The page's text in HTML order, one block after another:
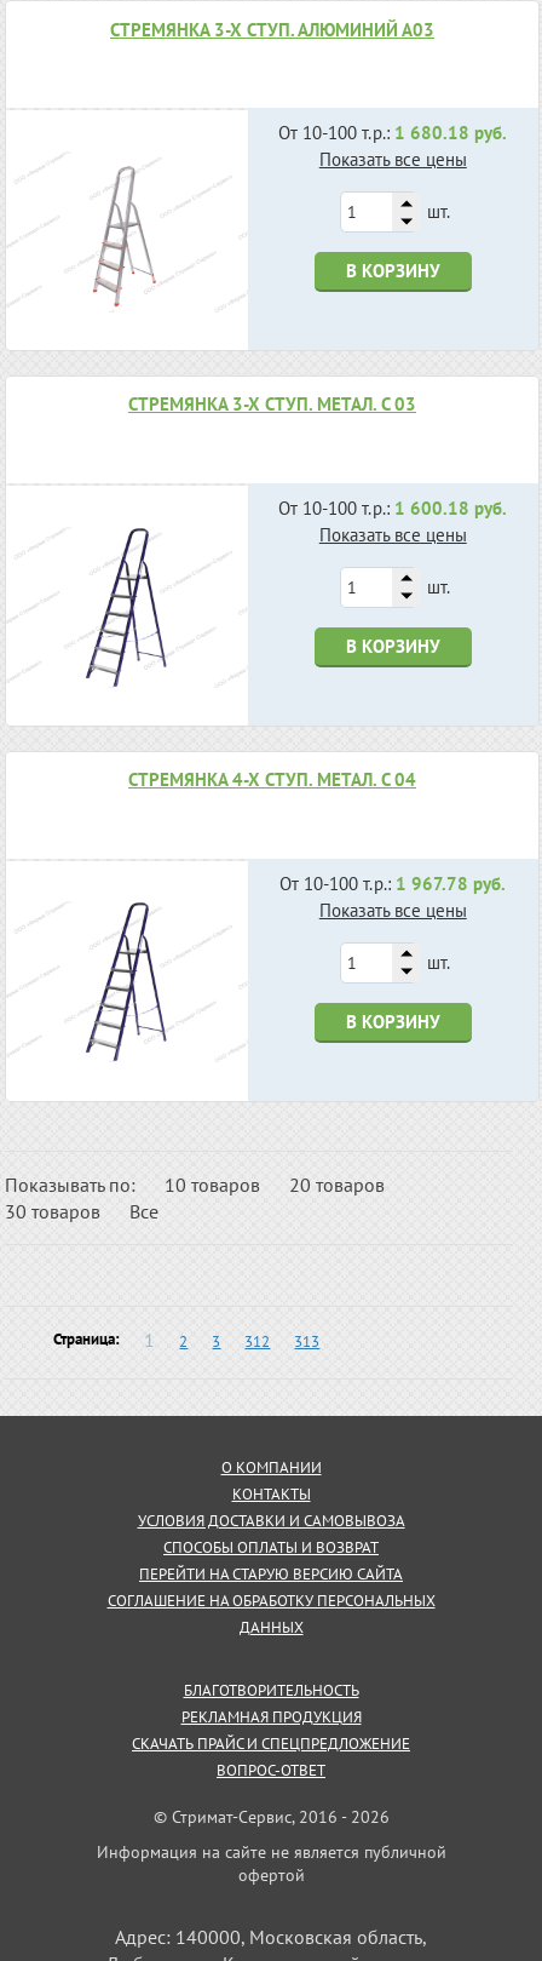
СТРЕМЯНКА 3-Х СТУП. АЛЮМИНИЙ А03
От 10-100 т.р.: 1 680.18 руб.
Показать все цены
шт.
В КОРЗИНУ
СТРЕМЯНКА 3-Х СТУП. МЕТАЛ. С 03
От 10-100 т.р.: 1 600.18 руб.
Показать все цены
шт.
В КОРЗИНУ
СТРЕМЯНКА 4-Х СТУП. МЕТАЛ. С 04
От 10-100 т.р.: 1 967.78 руб.
Показать все цены
шт.
В КОРЗИНУ
Показывать по: 10 товаров
20 товаров
30 товаров
Все
Страница: 1 2 3 312 313
О КОМПАНИИ
КОНТАКТЫ
УСЛОВИЯ ДОСТАВКИ И САМОВЫВОЗА
СПОСОБЫ ОПЛАТЫ И ВОЗВРАТ
ПЕРЕЙТИ НА СТАРУЮ ВЕРСИЮ САЙТА
СОГЛАШЕНИЕ НА ОБРАБОТКУ ПЕРСОНАЛЬНЫХ
ДАННЫХ
БЛАГОТВОРИТЕЛЬНОСТЬ
РЕКЛАМНАЯ ПРОДУКЦИЯ
СКАЧАТЬ ПРАЙС И СПЕЦПРЕДЛОЖЕНИЕ
ВОПРОС-ОТВЕТ
© Стримат-Сервис, 2016 - 2026
Информация на сайте не является публичной
офертой
Адрес: 140000, Московская область,